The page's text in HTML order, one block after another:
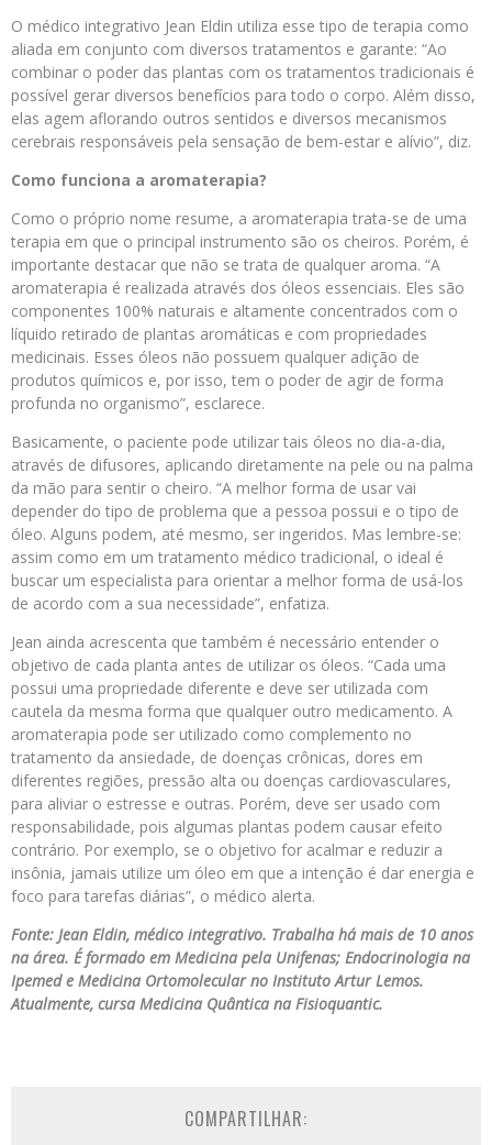
O médico integrativo Jean Eldin utiliza esse tipo de terapia como
aliada em conjunto com diversos tratamentos e garante: “Ao
combinar o poder das plantas com os tratamentos tradicionais é
possível gerar diversos benefícios para todo o corpo. Além disso,
elas agem aflorando outros sentidos e diversos mecanismos
cerebrais responsáveis pela sensação de bem-estar e alívio”, diz.
Como funciona a aromaterapia?
Como o próprio nome resume, a aromaterapia trata-se de uma
terapia em que o principal instrumento são os cheiros. Porém, é
importante destacar que não se trata de qualquer aroma. “A
aromaterapia é realizada através dos óleos essenciais. Eles são
componentes 100% naturais e altamente concentrados com o
líquido retirado de plantas aromáticas e com propriedades
medicinais. Esses óleos não possuem qualquer adição de
produtos químicos e, por isso, tem o poder de agir de forma
profunda no organismo”, esclarece.
Basicamente, o paciente pode utilizar tais óleos no dia-a-dia,
através de difusores, aplicando diretamente na pele ou na palma
da mão para sentir o cheiro. “A melhor forma de usar vai
depender do tipo de problema que a pessoa possui e o tipo de
óleo. Alguns podem, até mesmo, ser ingeridos. Mas lembre-se:
assim como em um tratamento médico tradicional, o ideal é
buscar um especialista para orientar a melhor forma de usá-los
de acordo com a sua necessidade”, enfatiza.
Jean ainda acrescenta que também é necessário entender o
objetivo de cada planta antes de utilizar os óleos. “Cada uma
possui uma propriedade diferente e deve ser utilizada com
cautela da mesma forma que qualquer outro medicamento. A
aromaterapia pode ser utilizado como complemento no
tratamento da ansiedade, de doenças crônicas, dores em
diferentes regiões, pressão alta ou doenças cardiovasculares,
para aliviar o estresse e outras. Porém, deve ser usado com
responsabilidade, pois algumas plantas podem causar efeito
contrário. Por exemplo, se o objetivo for acalmar e reduzir a
insônia, jamais utilize um óleo em que a intenção é dar energia e
foco para tarefas diárias”, o médico alerta.
Fonte: Jean Eldin, médico integrativo. Trabalha há mais de 10 anos
na área. É formado em Medicina pela Unifenas; Endocrinologia na
Ipemed e Medicina Ortomolecular no Instituto Artur Lemos.
Atualmente, cursa Medicina Quântica na Fisioquantic.
COMPARTILHAR: